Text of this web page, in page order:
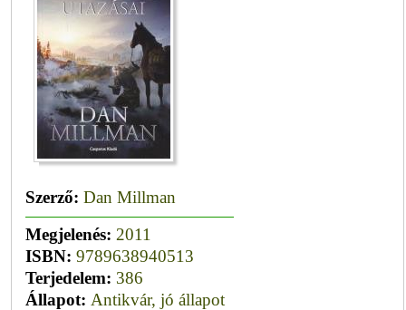
Szerző: Dan Millman
Megjelenés: 2011
ISBN: 9789638940513
Terjedelem: 386
Állapot: Antikvár, jó állapot